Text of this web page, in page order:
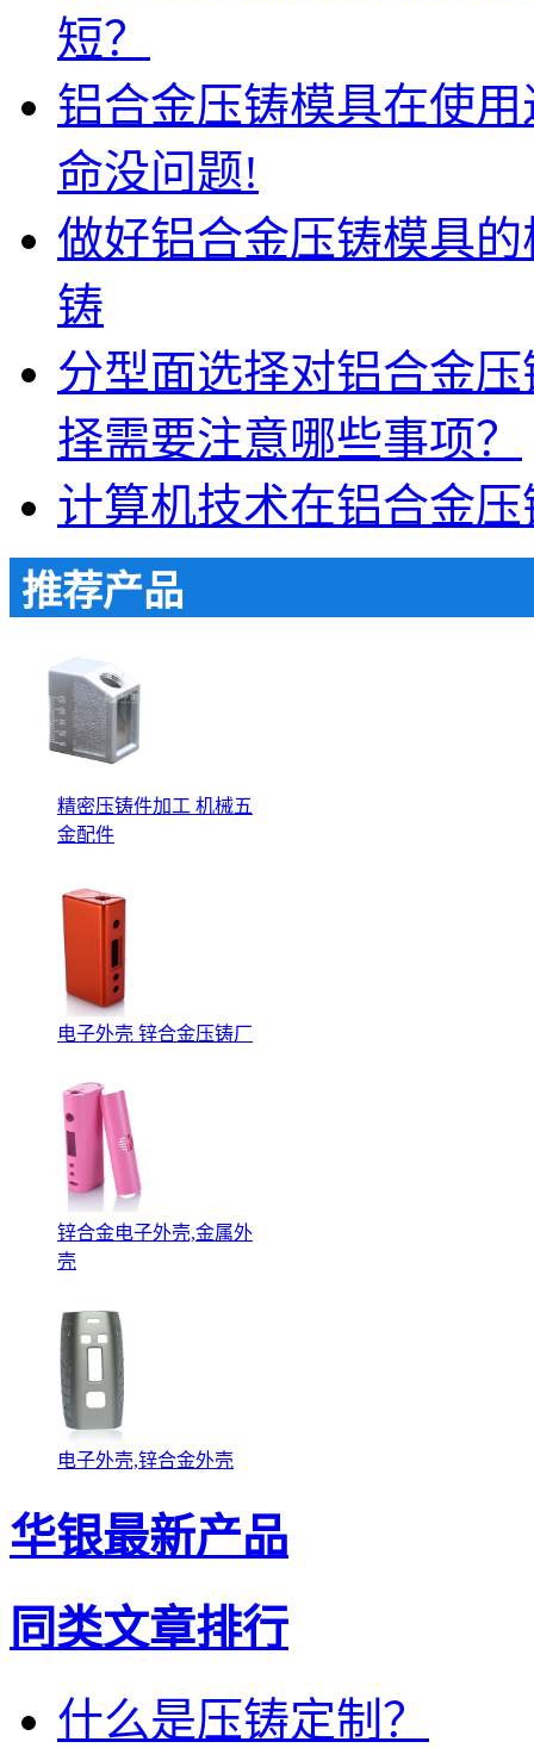
短？
铝合金压铸模具在使
命没问题!
做好铝合金压铸模具
铸
分型面选择对铝合金
择需要注意哪些事项？
计算机技术在铝合金
推荐产品
精密压铸件加工 机械五
金配件
电子外壳 锌合金压铸厂
锌合金电子外壳,金属外
壳
电子外壳,锌合金外壳
华银最新产品
同类文章排行
什么是压铸定制？